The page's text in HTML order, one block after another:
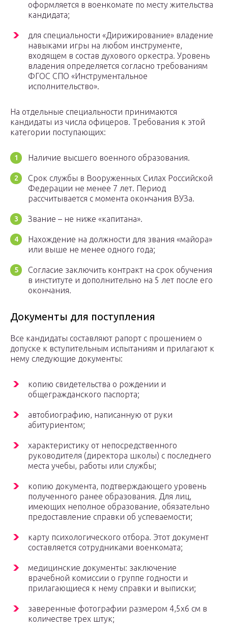
оформляется в военкомате по месту жительства
кандидата;
для специальности «Дирижирование» владение
навыками игры на любом инструменте,
входящем в состав духового оркестра. Уровень
владения определяется согласно требованиям
ФГОС СПО «Инструментальное
исполнительство».
На отдельные специальности принимаются
кандидаты из числа офицеров. Требования к этой
категории поступающих:
Наличие высшего военного образования.
Срок службы в Вооруженных Силах Российской
Федерации не менее 7 лет. Период
рассчитывается с момента окончания ВУЗа.
Звание – не ниже «капитана».
Нахождение на должности для звания «майора»
или выше не менее одного года;
Согласие заключить контракт на срок обучения
в институте и дополнительно на 5 лет после его
окончания.
Документы для поступления
Все кандидаты составляют рапорт с прошением о
допуске к вступительным испытаниям и прилагают к
нему следующие документы:
копию свидетельства о рождении и
общегражданского паспорта;
автобиографию, написанную от руки
абитуриентом;
характеристику от непосредственного
руководителя (директора школы) с последнего
места учебы, работы или службы;
копию документа, подтверждающего уровень
полученного ранее образования. Для лиц,
имеющих неполное образование, обязательно
предоставление справки об успеваемости;
карту психологического отбора. Этот документ
составляется сотрудниками военкомата;
медицинские документы: заключение
врачебной комиссии о группе годности и
прилагающиеся к нему справки и выписки;
заверенные фотографии размером 4,5х6 см в
количестве трех штук;